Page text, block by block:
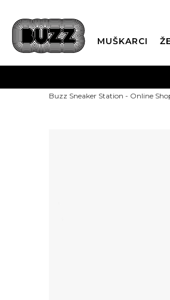
MUŠKARCI
Buzz Sneaker Station - Online